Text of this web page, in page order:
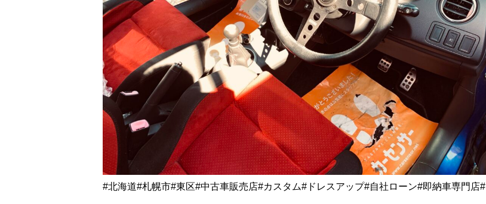
#北海道#札幌市#東区#中古車販売店#カスタム#ドレスアップ#自社ローン#即納車専門店#